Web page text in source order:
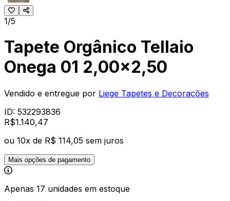
1/5
Tapete Orgânico Tellaio
Onega 01 2,00x2,50
Vendido e entregue por Liege Tapetes e Decorações
ID: 532293836
R$1.140,47
ou 10x de R$ 114,05 sem juros
Mais opções de pagamento
Apenas 17 unidades em estoque